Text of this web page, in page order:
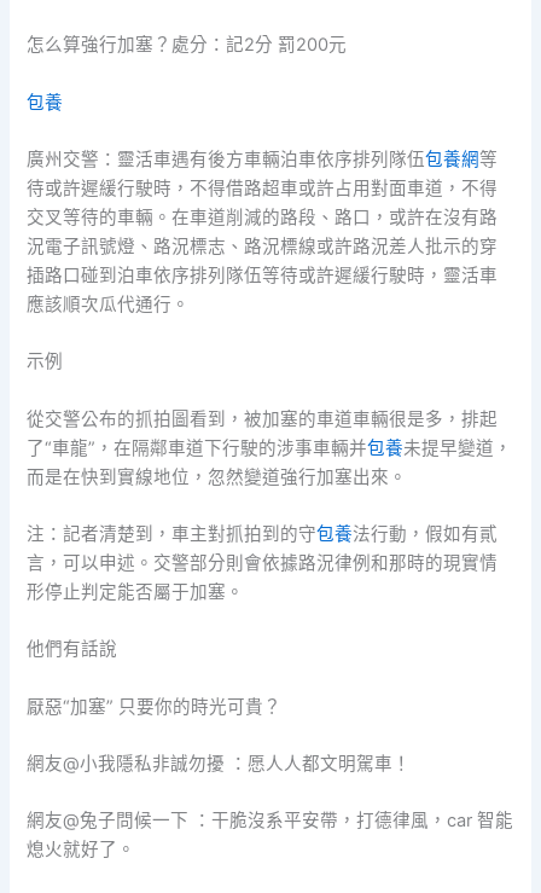
怎么算強行加塞？處分：記2分 罰200元
包養
廣州交警：靈活車遇有後方車輛泊車依序排列隊伍包養網等
待或許遲緩行駛時，不得借路超車或許占用對面車道，不得
交叉等待的車輛。在車道削減的路段、路口，或許在沒有路
況電子訊號燈、路況標志、路況標線或許路況差人批示的穿
插路口碰到泊車依序排列隊伍等待或許遲緩行駛時，靈活車
應該順次瓜代通行。
示例
從交警公布的抓拍圖看到，被加塞的車道車輛很是多，排起
了“車龍”，在隔鄰車道下行駛的涉事車輛并包養未提早變道，
而是在快到實線地位，忽然變道強行加塞出來。
注：記者清楚到，車主對抓拍到的守包養法行動，假如有貳
言，可以申述。交警部分則會依據路況律例和那時的現實情
形停止判定能否屬于加塞。
他們有話說
厭惡“加塞” 只要你的時光可貴？
網友@小我隱私非誠勿擾 ：愿人人都文明駕車！
網友@兔子問候一下 ：干脆沒系平安帶，打德律風，car 智能
熄火就好了。